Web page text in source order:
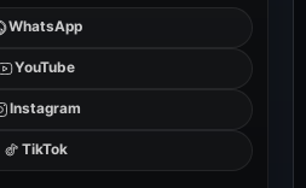
WhatsApp
YouTube
Instagram
TikTok